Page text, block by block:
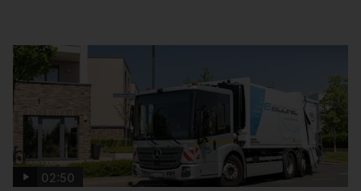
02:50